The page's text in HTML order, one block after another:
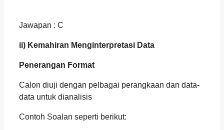
Jawapan : C
ii) Kemahiran Menginterpretasi Data
Penerangan Format
Calon diuji dengan pelbagai perangkaan dan data-
data untuk dianalisis
Contoh Soalan seperti berikut: